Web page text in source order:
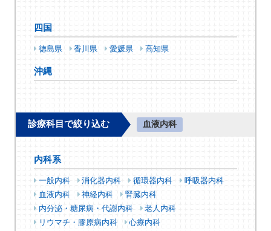
四国
徳島県 香川県 愛媛県 高知県
沖縄
診療科目で絞り込む 血液内科
内科系
一般内科 消化器内科 循環器内科
呼吸器内科
血液内科
神経内科
腎臓内科
内分泌・糖尿病・代謝内科
老人内科
リウマチ・膠原病内科
心療内科